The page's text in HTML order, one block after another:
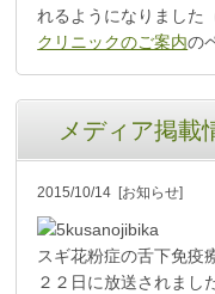
れるようになりました
クリニックのご案内の
メディア掲載
2015/10/14 [お知らせ]
スギ花粉症の舌下免疫
２２日に放送されまし